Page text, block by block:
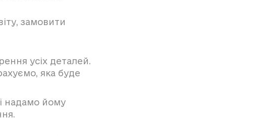
замовити
усіх деталей.
яка буде
надамо йому